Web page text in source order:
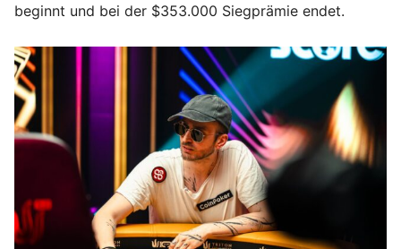
beginnt und bei der $353.000 Siegprämie endet.